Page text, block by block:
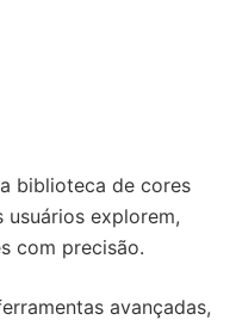
biblioteca de cores
explorem,
com precisão.
avançadas,